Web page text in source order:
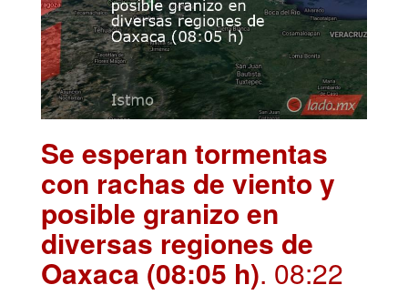
Se esperan tormentas
con rachas de viento y
posible granizo en
diversas regiones de
Oaxaca (08:05 h). 08:22